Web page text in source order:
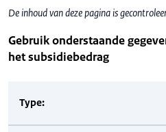
De inhoud van deze pagina is
Gebruik onderstaande
het subsidiebedrag
Type: